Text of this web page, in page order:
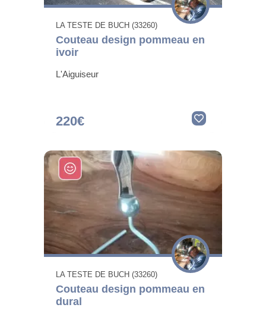
LA TESTE DE BUCH (33260)
Couteau design pommeau en
ivoir
L'Aiguiseur
220€
LA TESTE DE BUCH (33260)
Couteau design pommeau en
dural